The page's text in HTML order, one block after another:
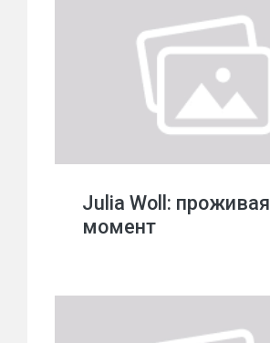
Julia Woll: проживая
момент